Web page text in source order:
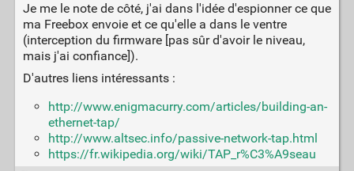
Je me le note de côté, j'ai dans l'idée d'espionner ce que
ma Freebox envoie et ce qu'elle a dans le ventre
(interception du firmware [pas sûr d'avoir le niveau,
mais j'ai confiance]).
D'autres liens intéressants :
http://www.enigmacurry.com/articles/building-an-
ethernet-tap/
http://www.altsec.info/passive-network-tap.html
https://fr.wikipedia.org/wiki/TAP_r%C3%A9seau